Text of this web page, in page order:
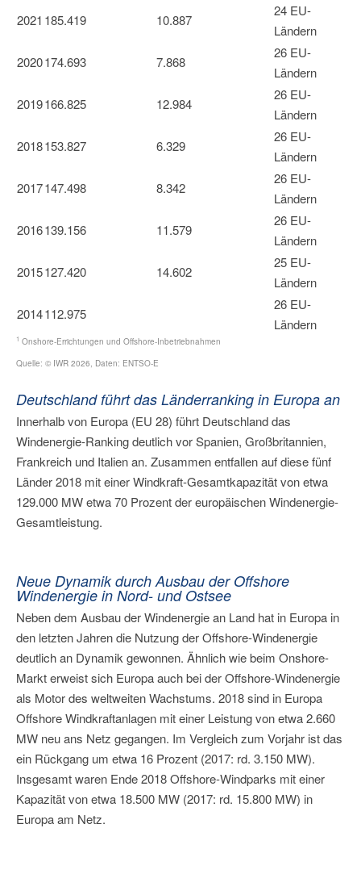
2021 185.419 10.887
24 EU-
Ländern
2020174.693 7.868
26 EU-
Ländern
2019166.825 12.984
26 EU-
Ländern
2018153.827 6.329
26 EU-
Ländern
2017147.498 8.342
26 EU-
Ländern
2016139.156 11.579
26 EU-
Ländern
2015127.420 14.602
25 EU-
Ländern
2014112.975
26 EU-
Ländern
1 Onshore-Errichtungen und Offshore-Inbetriebnahmen
Quelle: © IWR 2026, Daten: ENTSO-E
Deutschland führt das Länderranking in Europa an
Innerhalb von Europa (EU 28) führt Deutschland das
Windenergie-Ranking deutlich vor Spanien, Großbritannien,
Frankreich und Italien an. Zusammen entfallen auf diese fünf
Länder 2018 mit einer Windkraft-Gesamtkapazität von etwa
129.000 MW etwa 70 Prozent der europäischen Windenergie-
Gesamtleistung.
Neue Dynamik durch Ausbau der Offshore
Windenergie in Nord- und Ostsee
Neben dem Ausbau der Windenergie an Land hat in Europa in
den letzten Jahren die Nutzung der Offshore-Windenergie
deutlich an Dynamik gewonnen. Ähnlich wie beim Onshore-
Markt erweist sich Europa auch bei der Offshore-Windenergie
als Motor des weltweiten Wachstums. 2018 sind in Europa
Offshore Windkraftanlagen mit einer Leistung von etwa 2.660
MW neu ans Netz gegangen. Im Vergleich zum Vorjahr ist das
ein Rückgang um etwa 16 Prozent (2017: rd. 3.150 MW).
Insgesamt waren Ende 2018 Offshore-Windparks mit einer
Kapazität von etwa 18.500 MW (2017: rd. 15.800 MW) in
Europa am Netz.